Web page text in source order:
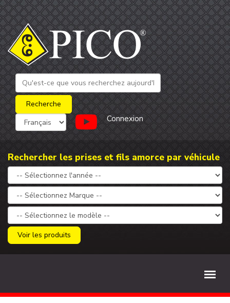
Connexion
Rechercher les prises et fils amorce par véhicule
Voir les produits